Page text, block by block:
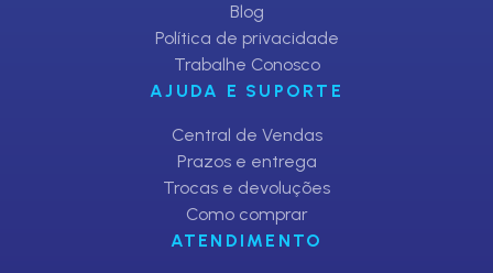
Blog
Política de privacidade
Trabalhe Conosco
AJUDA E SUPORTE
Central de Vendas
Prazos e entrega
Trocas e devoluções
Como comprar
ATENDIMENTO